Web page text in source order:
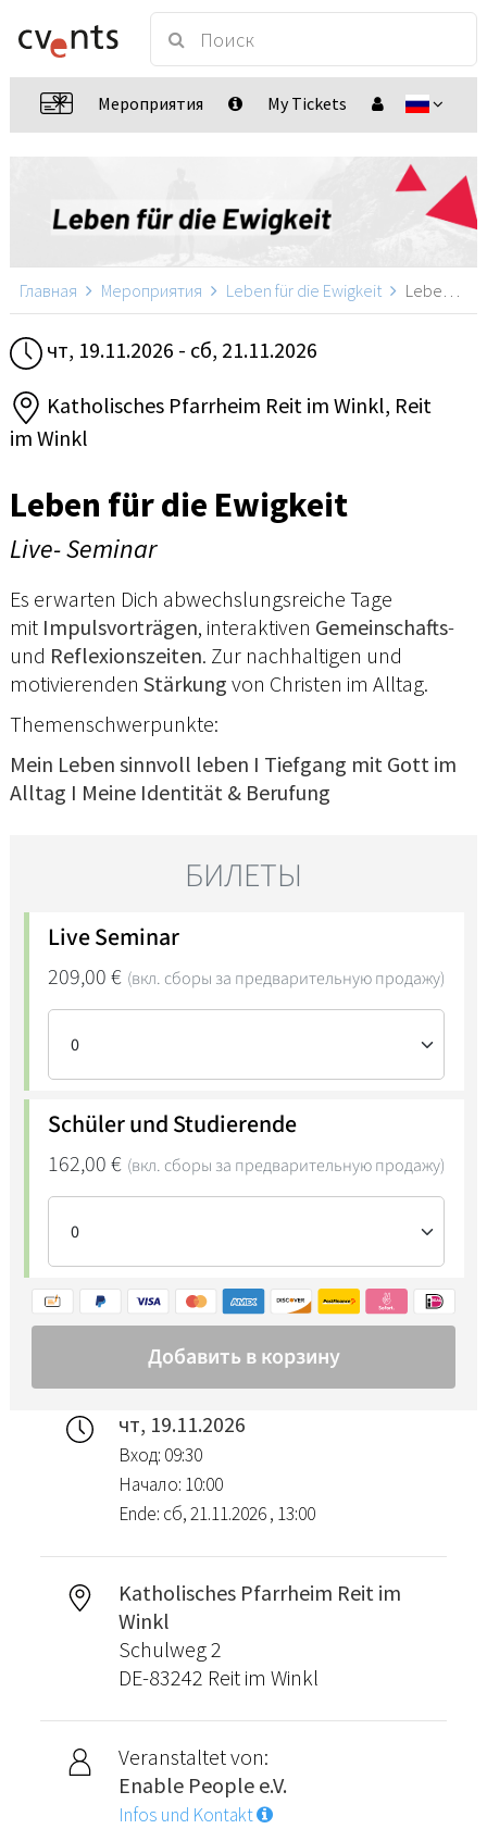
Мероприятия My Tickets
Главная Мероприятия Leben für die Ewigkeit Leben für die Ewigkeit, Reit im Winkl
чт, 19.11.2026 - сб, 21.11.2026
Katholisches Pfarrheim Reit im Winkl, Reit
im Winkl
Leben für die Ewigkeit
Live- Seminar
Es erwarten Dich abwechslungsreiche Tage
mit Impulsvorträgen, interaktiven Gemeinschafts-
und Reflexionszeiten. Zur nachhaltigen und
motivierenden Stärkung von Christen im Alltag.
Themenschwerpunkte:
Mein Leben sinnvoll leben I Tiefgang mit Gott im
Alltag I Meine Identität & Berufung
чт, 19.11.2026
Вход: 09:30
Начало: 10:00
Ende: сб, 21.11.2026 , 13:00
Katholisches Pfarrheim Reit im
Winkl
Schulweg 2
DE-83242 Reit im Winkl
Veranstaltet von:
Enable People e.V.
Infos und Kontakt